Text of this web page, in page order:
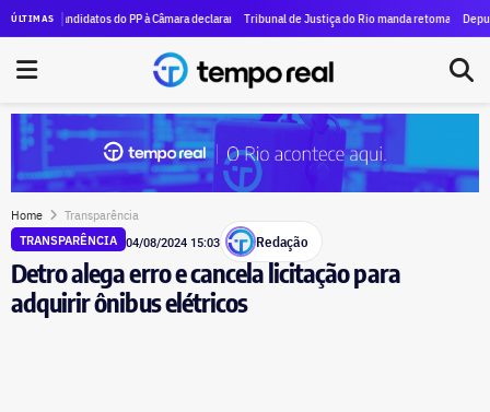
ÚLTIMAS
funcionamento da Refit
do PP à Câmara declaram mais de R$ 1,7 milhão em dinheiro vivo ao TSE
Tribunal de Justiça do Rio manda retomar ação contra
Deputado
Home Transparência
TRANSPARÊNCIA 04/08/2024 15:03 Redação
Detro alega erro e cancela licitação para
adquirir ônibus elétricos